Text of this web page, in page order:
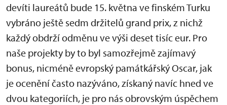
devíti laureátů bude 15. května ve finském Turku
vybráno ještě sedm držitelů grand prix, z nichž
každý obdrží odměnu ve výši deset tisíc eur. Pro
naše projekty by to byl samozřejmě zajímavý
bonus, nicméně evropský památkářský Oscar, jak
je ocenění často nazýváno, získaný navíc hned ve
dvou kategoriích, je pro nás obrovským úspěchem